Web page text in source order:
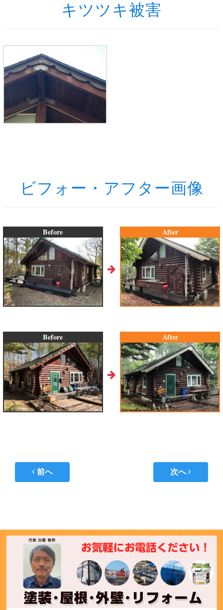
キツツキ被害
ビフォー・アフター画像
Before After
Before After
Post navigation
前へ 次へ